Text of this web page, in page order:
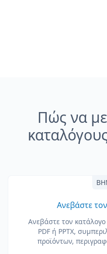
Πώς να
Ανεβάστε
Ανεβάστε τον
PDF ή PPTX,
προϊόντων,